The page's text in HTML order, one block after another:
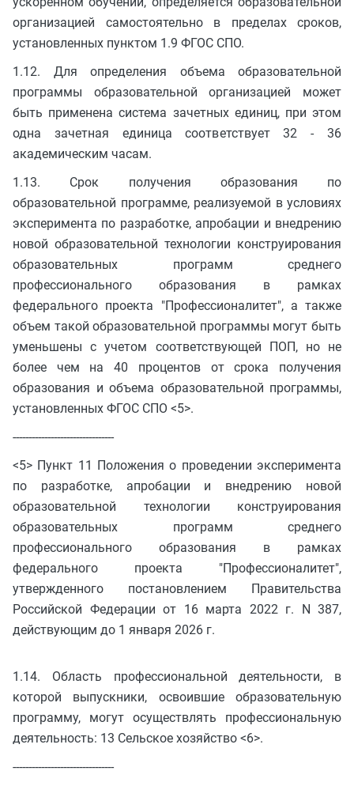
организацией самостоятельно в пределах сроков,
установленных пунктом 1.9 ФГОС СПО.
1.12. Для определения объема образовательной
программы образовательной организацией может
быть применена система зачетных единиц, при этом
одна зачетная единица соответствует 32 - 36
академическим часам.
1.13. Срок получения образования по
образовательной программе, реализуемой в условиях
эксперимента по разработке, апробации и внедрению
новой образовательной технологии конструирования
образовательных программ среднего
профессионального образования в рамках
федерального проекта "Профессионалитет", а также
объем такой образовательной программы могут быть
уменьшены с учетом соответствующей ПОП, но не
более чем на 40 процентов от срока получения
образования и объема образовательной программы,
установленных ФГОС СПО <5>.
--------------------------------
<5> Пункт 11 Положения о проведении эксперимента
по разработке, апробации и внедрению новой
образовательной технологии конструирования
образовательных программ среднего
профессионального образования в рамках
федерального проекта "Профессионалитет",
утвержденного постановлением Правительства
Российской Федерации от 16 марта 2022 г. N 387,
действующим до 1 января 2026 г.
1.14. Область профессиональной деятельности, в
которой выпускники, освоившие образовательную
программу, могут осуществлять профессиональную
деятельность: 13 Сельское хозяйство <6>.
--------------------------------